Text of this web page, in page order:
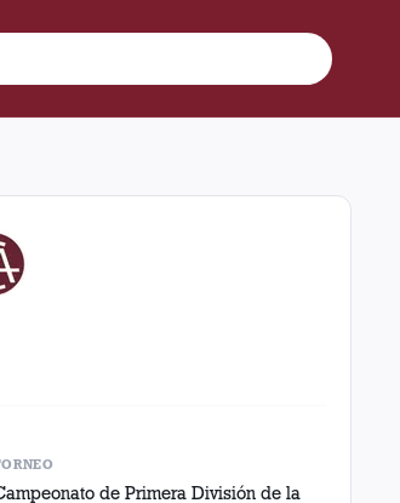
resultado fue 1 a 2 en el torneo
de Primera División de la